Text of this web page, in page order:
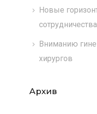
Новые
сотрудничества
Вниманию
хирургов
Архив